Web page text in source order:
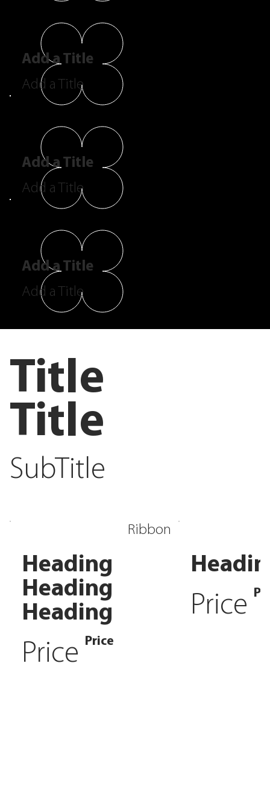
Add a Title
Add a Title
Add a Title
Add a Title
Add a Title
Add a Title
Title
Title
SubTitle
Ribbon
Heading
Heading
Heading
Price Price
Price